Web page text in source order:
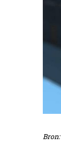
Bron: